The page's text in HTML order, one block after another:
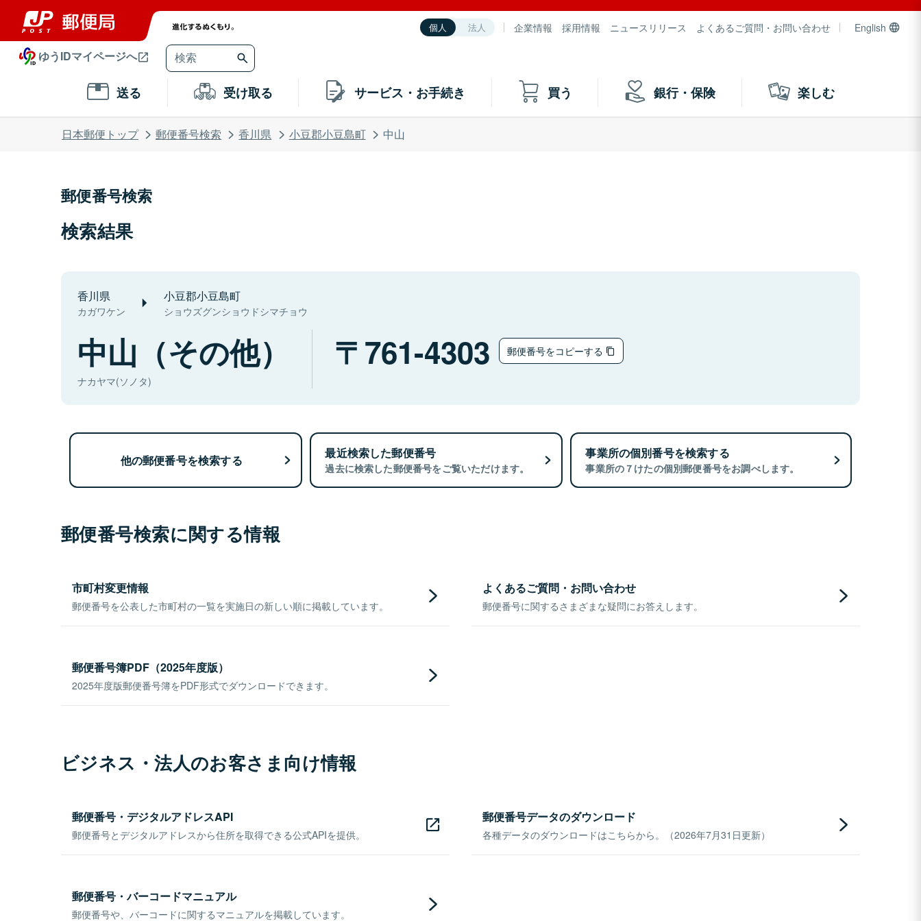
個人 法人 企業情報 採用情報 ニュースリリース よくあるご質問・お問い合わせ English
ゆうIDマイページへ
送る 受け取る サービス・お手続き 買う 銀行・保険 楽しむ
日本郵便トップ 郵便番号検索 香川県 小豆郡小豆島町 中山
郵便番号検索
検索結果
香川県
カガワケン
小豆郡小豆島町
ショウズグンショウドシマチョウ
中山（その他）
ナカヤマ(ソノタ)
761-4303 郵便番号をコピーする
他の郵便番号を検索する 最近検索した郵便番号
過去に検索した郵便番号をご覧いただけます。
事業所の個別番号を検索する
事業所の７けたの個別郵便番号をお調べします。
郵便番号検索に関する情報
市町村変更情報
郵便番号を公表した市町村の一覧を実施日の新しい順に掲載しています。
よくあるご質問・お問い合わせ
郵便番号に関するさまざまな疑問にお答えします。
郵便番号簿PDF（2025年度版）
2025年度版郵便番号簿をPDF形式でダウンロードできます。
ビジネス・法人のお客さま向け情報
郵便番号・デジタルアドレスAPI
郵便番号とデジタルアドレスから住所を取得できる公式APIを提供。
郵便番号データのダウンロード
各種データのダウンロードはこちらから。（2026年7月31日更新）
郵便番号・バーコードマニュアル
郵便番号や、バーコードに関するマニュアルを掲載しています。